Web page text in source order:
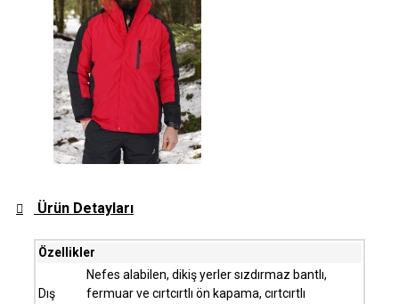
Ürün Detayları
Özellikler
Dış
Nefes alabilen, dikiş yerler sızdırmaz bantlı,
fermuar ve cırtcırtlı ön kapama, cırtcırtlı